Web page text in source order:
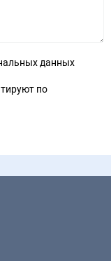
данных
по